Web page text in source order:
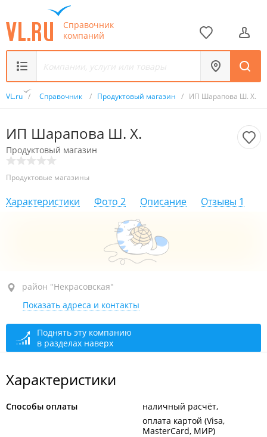
Справочник
компаний
VL.ru / Справочник / Продуктовый магазин / ИП Шарапова Ш. Х.
ИП Шарапова Ш. Х.
Продуктовый магазин
Продуктовые магазины
Характеристики Фото 2 Описание Отзывы 1
район "Некрасовская", ул. Некрасовская, 69
рынок "Некрасовский", пав. 37
закрыто, откроется в 09:00
район "Некрасовская"
Показать адреса и контакты
Поднять эту компанию
в разделах наверх
Характеристики
Способы оплаты
наличный расчёт
оплата картой (Visa,
MasterCard, МИР)